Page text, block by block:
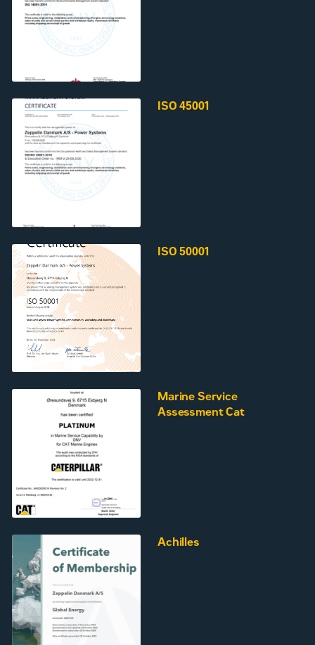
ISO 45001
ISO 50001
Marine Service
Assessment Cat
Achilles